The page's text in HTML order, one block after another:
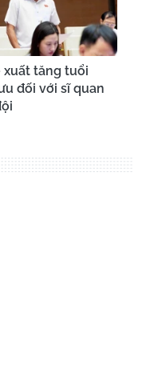
xuất tăng tuổi
đối với sĩ quan